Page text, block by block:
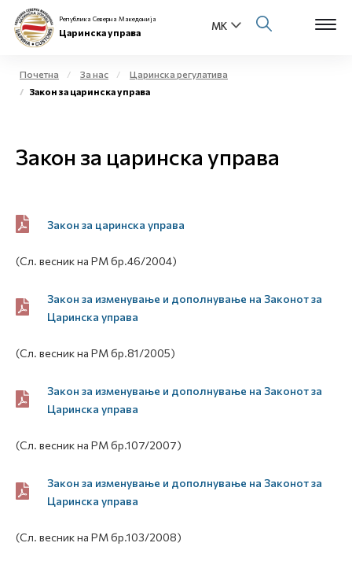
Физички лица
Е-Царина
Контакт
Е-Весник
Република Северна Македонија
Царинска управа
Почетна За нас
Царинска регулатива
Закон за царинска управа
Закон за царинска управа
Закон за царинска управа
(Сл. весник на РМ бр.46/2004)
Закон за изменување и дополнување на Законот за
Царинска управа
(Сл. весник на РМ бр.81/2005)
Закон за изменување и дополнување на Законот за
Царинска управа
(Сл. весник на РМ бр.107/2007)
Закон за изменување и дополнување на Законот за
Царинска управа
(Сл. весник на РМ бр.103/2008)